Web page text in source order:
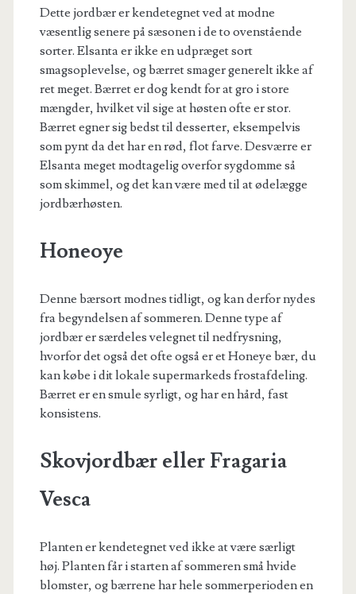
Dette jordbær er kendetegnet ved at modne
væsentlig senere på sæsonen i de to ovenstående
sorter. Elsanta er ikke en udpræget sort
smagsoplevelse, og bærret smager generelt ikke af
ret meget. Bærret er dog kendt for at gro i store
mængder, hvilket vil sige at høsten ofte er stor.
Bærret egner sig bedst til desserter, eksempelvis
som pynt da det har en rød, flot farve. Desværre er
Elsanta meget modtagelig overfor sygdomme så
som skimmel, og det kan være med til at ødelægge
jordbærhøsten.
Honeoye
Denne bærsort modnes tidligt, og kan derfor nydes
fra begyndelsen af sommeren. Denne type af
jordbær er særdeles velegnet til nedfrysning,
hvorfor det også det ofte også er et Honeye bær, du
kan købe i dit lokale supermarkeds frostafdeling.
Bærret er en smule syrligt, og har en hård, fast
konsistens.
Skovjordbær eller Fragaria
Vesca
Planten er kendetegnet ved ikke at være særligt
høj. Planten får i starten af sommeren små hvide
blomster, og bærrene har hele sommerperioden en